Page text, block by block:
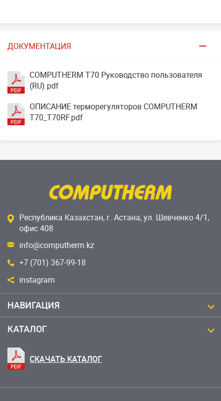
ДОКУМЕНТАЦИЯ
COMPUTHERM T70 Руководство пользователя
(RU).pdf
ОПИСАНИЕ терморегуляторов COMPUTHERM
T70_T70RF.pdf
Республика Казахстан, г. Астана, ул. Шевченко 4/1,
офис 408
info@computherm.kz
+7 (701) 367-99-18
instagram
НАВИГАЦИЯ
КАТАЛОГ
СКАЧАТЬ КАТАЛОГ